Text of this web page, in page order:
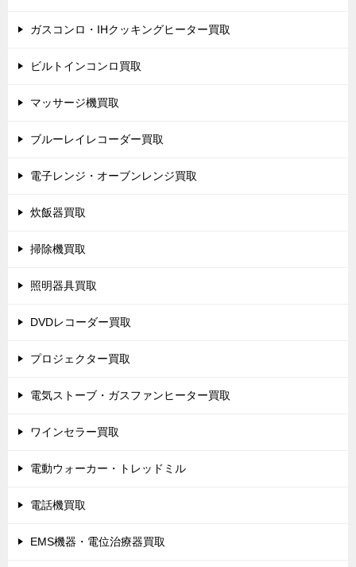
ガスコンロ・IHクッキングヒーター買取
ビルトインコンロ買取
マッサージ機買取
ブルーレイレコーダー買取
電子レンジ・オーブンレンジ買取
炊飯器買取
掃除機買取
照明器具買取
DVDレコーダー買取
プロジェクター買取
電気ストーブ・ガスファンヒーター買取
ワインセラー買取
電動ウォーカー・トレッドミル
電話機買取
EMS機器・電位治療器買取